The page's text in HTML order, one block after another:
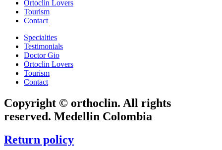
Ortoclin Lovers
Tourism
Contact
Specialties
Testimonials
Doctor Gio
Ortoclin Lovers
Tourism
Contact
Copyright © orthoclin. All rights
reserved. Medellin Colombia
Return policy